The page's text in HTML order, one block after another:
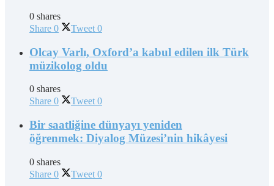
0 shares
Share 0 Tweet 0
Olcay Varlı, Oxford’a kabul edilen ilk Türk
müzikolog oldu
0 shares
Share 0 Tweet 0
Bir saatliğine dünyayı yeniden
öğrenmek: Diyalog Müzesi’nin hikâyesi
0 shares
Share 0 Tweet 0